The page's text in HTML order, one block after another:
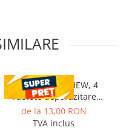
CESTAL PLUS CHEW, 4
Tablete deparazitare
interna pentru caini
de la 13,00 RON
TVA inclus